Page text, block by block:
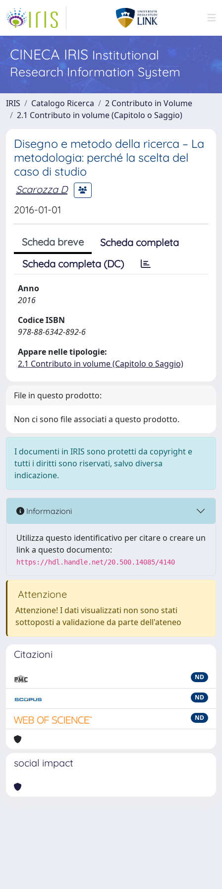
CINECA IRIS Institutional
Research Information System
IRIS Catalogo Ricerca
2 Contributo in Volume
2.1 Contributo in volume (Capitolo o Saggio)
Disegno e metodo della ricerca – La
metodologia: perché la scelta del
caso di studio
Scarozza D
2016-01-01
Scheda breve
Scheda completa
Scheda completa (DC)
Anno
2016
Codice ISBN
978-88-6342-892-6
Appare nelle tipologie:
2.1 Contributo in volume (Capitolo o Saggio)
File in questo prodotto:
Non ci sono file associati a questo prodotto.
I documenti in IRIS sono protetti da copyright e
tutti i diritti sono riservati, salvo diversa
indicazione.
Informazioni
Utilizza questo identificativo per citare o creare un
link a questo documento:
https://hdl.handle.net/20.500.14085/4140
Attenzione
Attenzione! I dati visualizzati non sono stati
sottoposti a validazione da parte dell'ateneo
Citazioni
ND
ND
ND
social impact